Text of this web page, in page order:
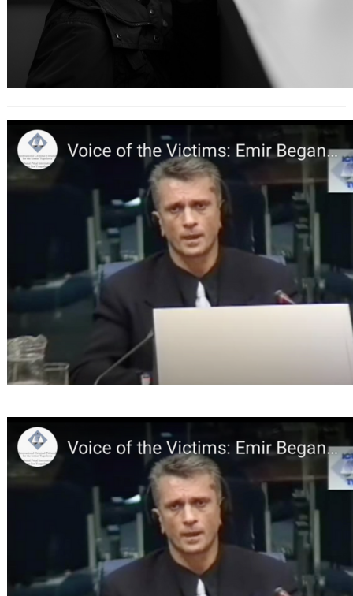
„Dragan befahl mir, mich hinzulegen,
die Arme auszustrecken, mit dem
Bauch zum Boden…“ – Emir
Beganovićs Zeugenaussage vor
dem ICTY
Omarska: Stimmen aus dem Dunkel –
Emir Beganovićs Zeugenaussage
vor dem ICTY